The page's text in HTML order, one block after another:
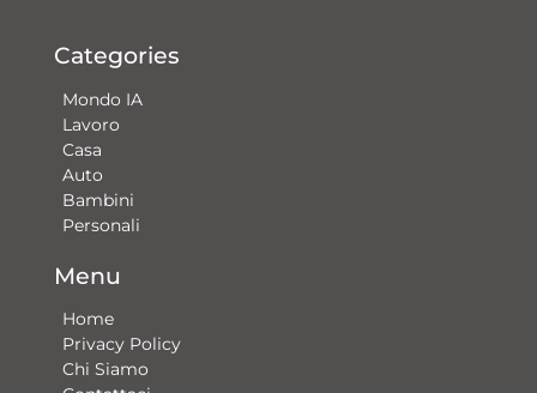
Categories
Mondo IA
Lavoro
Casa
Auto
Bambini
Personali
Menu
Home
Privacy Policy
Chi Siamo